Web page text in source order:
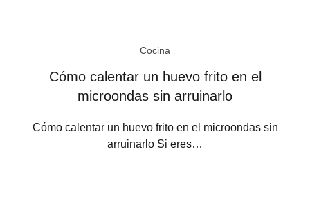
Cocina
Cómo calentar un huevo frito en el
microondas sin arruinarlo
Cómo calentar un huevo frito en el microondas sin
arruinarlo Si eres…